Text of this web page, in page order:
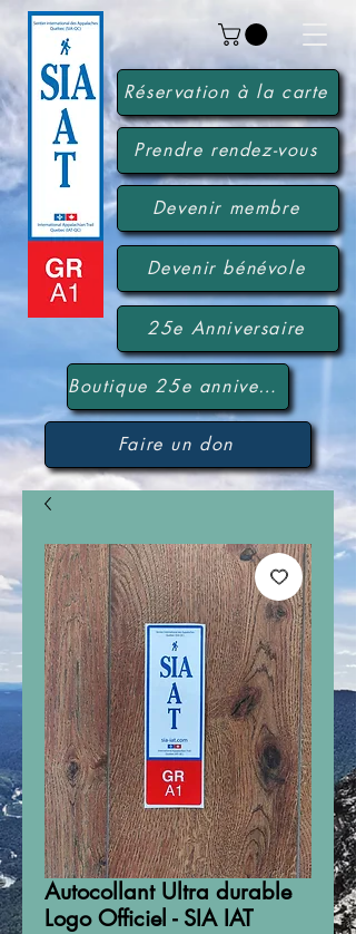
Réservation à la carte
Prendre rendez-vous
Faire un don
Devenir membre
Devenir bénévole
25e Anniversaire
Boutique 25e anniversaire
Autocollant Ultra durable
Logo Officiel - SIA IAT